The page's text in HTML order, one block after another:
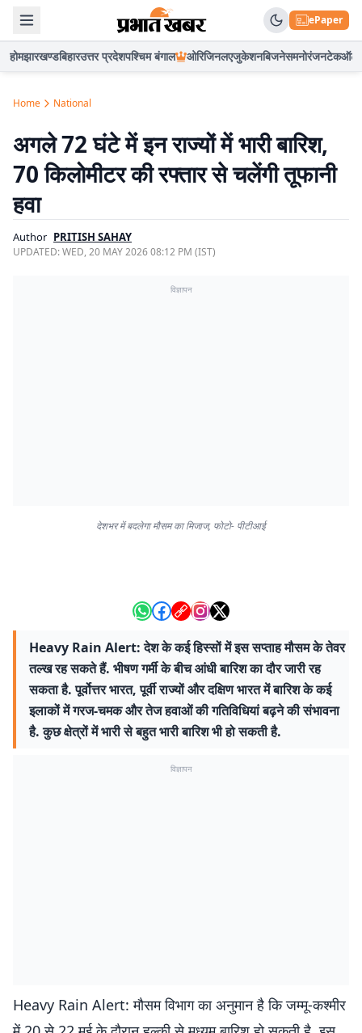
ePaper
होमझारखण्डबिहारउत्तर प्रदेशपश्चिम बंगाल ओरिजिनलएजुकेशनबिजनेसमनोरंजनटेकऑटो
Home National
अगले 72 घंटे में इन राज्यों में भारी बारिश,
70 किलोमीटर की रफ्तार से चलेंगी तूफानी
हवा
Author PRITISH SAHAY
UPDATED:WED, 20 MAY 2026 08:12 PM (IST)
विज्ञापन
देशभर में बदलेगा मौसम का मिजाज, फोटो- पीटीआई
Heavy Rain Alert: देश के कई हिस्सों में इस सप्ताह मौसम के तेवर
तल्ख रह सकते हैं. भीषण गर्मी के बीच आंधी बारिश का दौर जारी रह
सकता है. पूर्वोत्तर भारत, पूर्वी राज्यों और दक्षिण भारत में बारिश के कई
इलाकों में गरज-चमक और तेज हवाओं की गतिविधियां बढ़ने की संभावना
है. कुछ क्षेत्रों में भारी से बहुत भारी बारिश भी हो सकती है.
विज्ञापन
Heavy Rain Alert: मौसम विभाग का अनुमान है कि जम्मू-कश्मीर